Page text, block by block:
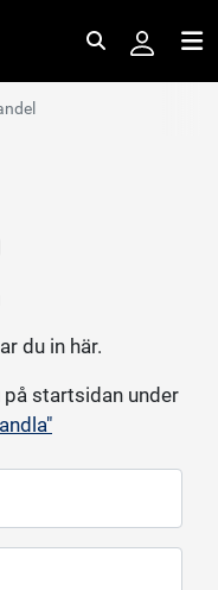
du in här.
startsidan under